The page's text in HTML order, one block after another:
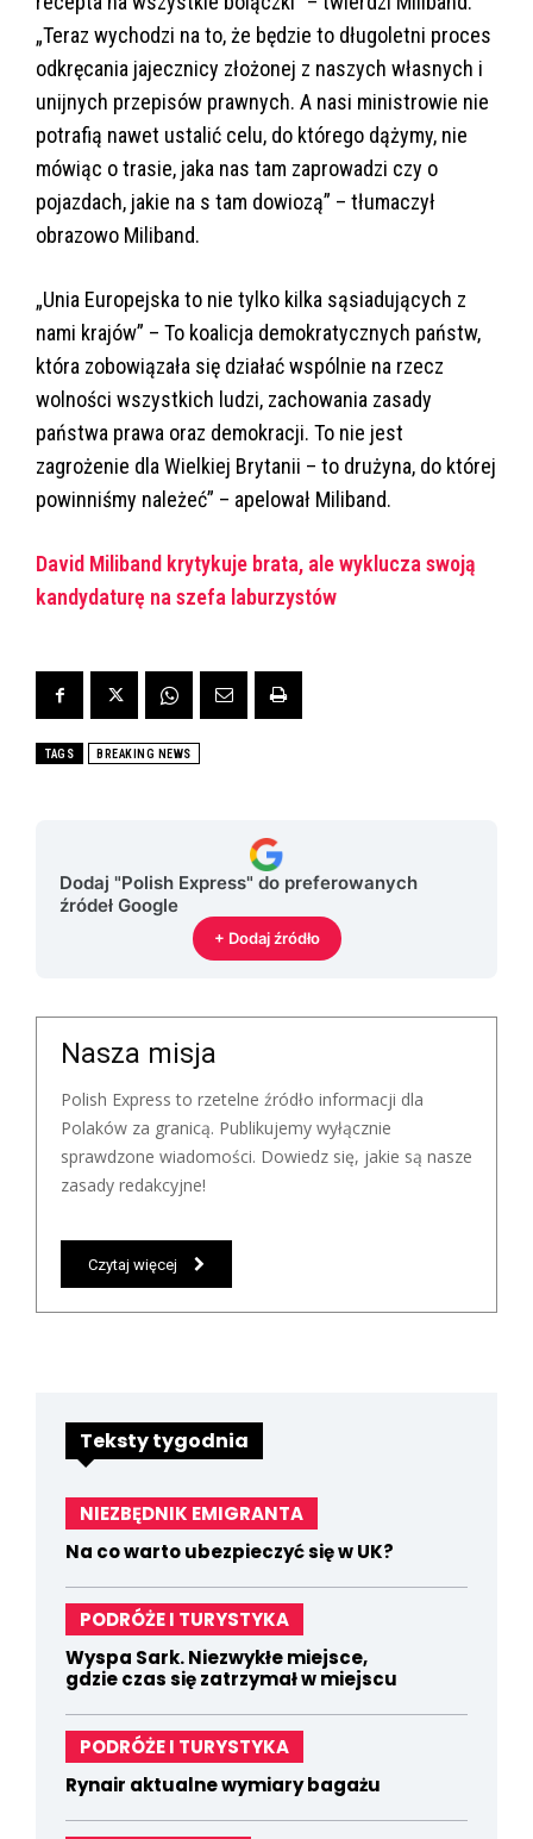
„Teraz wychodzi na to, że będzie to długoletni proces
odkręcania jajecznicy złożonej z naszych własnych i
unijnych przepisów prawnych. A nasi ministrowie nie
potrafią nawet ustalić celu, do którego dążymy, nie
mówiąc o trasie, jaka nas tam zaprowadzi czy o
pojazdach, jakie na s tam dowiozą” – tłumaczył
obrazowo Miliband.
„Unia Europejska to nie tylko kilka sąsiadujących z
nami krajów” – To koalicja demokratycznych państw,
która zobowiązała się działać wspólnie na rzecz
wolności wszystkich ludzi, zachowania zasady
państwa prawa oraz demokracji. To nie jest
zagrożenie dla Wielkiej Brytanii – to drużyna, do której
powinniśmy należeć” – apelował Miliband.
David Miliband krytykuje brata, ale wyklucza swoją
kandydaturę na szefa laburzystów
TAGS BREAKING NEWS
Dodaj "Polish Express" do preferowanych
źródeł Google
+ Dodaj źródło
Nasza misja
Polish Express to rzetelne źródło informacji dla
Polaków za granicą. Publikujemy wyłącznie
sprawdzone wiadomości. Dowiedz się, jakie są nasze
zasady redakcyjne!
Czytaj więcej
Teksty tygodnia
NIEZBĘDNIK EMIGRANTA
Na co warto ubezpieczyć się w UK?
PODRÓŻE I TURYSTYKA
Wyspa Sark. Niezwykłe miejsce,
gdzie czas się zatrzymał w miejscu
PODRÓŻE I TURYSTYKA
Rynair aktualne wymiary bagażu